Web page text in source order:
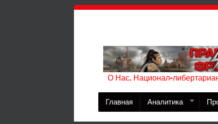
О Нас. Национал-
Главная Аналитика